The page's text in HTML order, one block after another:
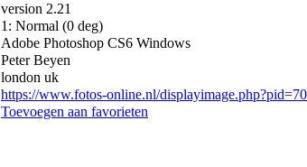
version 2.21
1: Normal (0 deg)
Adobe Photoshop CS6 Windows
Peter Beyen
london uk
https://www.fotos-online.nl/
Toevoegen aan favorieten